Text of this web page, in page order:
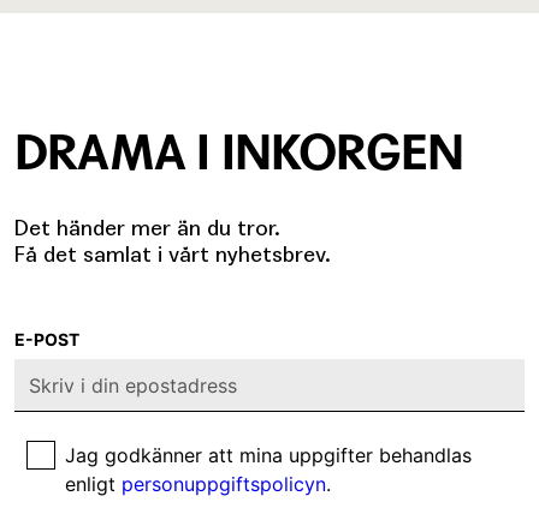
DRAMA I INKORGEN
Det händer mer än du tror.
Få det samlat i vårt nyhetsbrev.
E-POST
Jag godkänner att mina uppgifter behandlas
enligt personuppgiftspolicyn.